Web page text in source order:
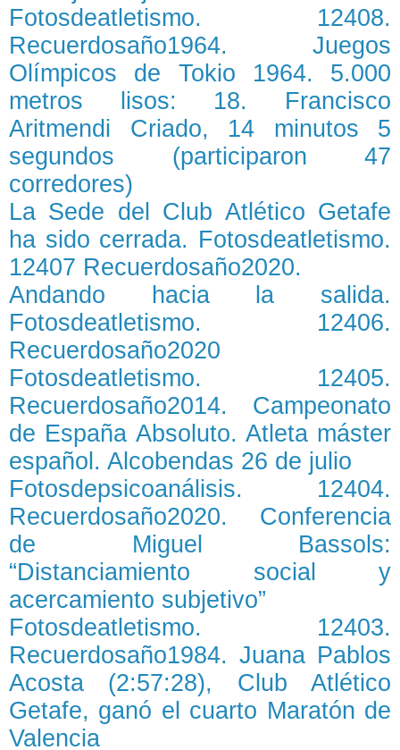
Fotosdeatletismo. 12408.
Recuerdosaño1964. Juegos
Olímpicos de Tokio 1964. 5.000
metros lisos: 18. Francisco
Aritmendi Criado, 14 minutos 5
segundos (participaron 47
corredores)
La Sede del Club Atlético Getafe
ha sido cerrada. Fotosdeatletismo.
12407 Recuerdosaño2020.
Andando hacia la salida.
Fotosdeatletismo. 12406.
Recuerdosaño2020
Fotosdeatletismo. 12405.
Recuerdosaño2014. Campeonato
de España Absoluto. Atleta máster
español. Alcobendas 26 de julio
Fotosdepsicoanálisis. 12404.
Recuerdosaño2020. Conferencia
de Miguel Bassols:
“Distanciamiento social y
acercamiento subjetivo”
Fotosdeatletismo. 12403.
Recuerdosaño1984. Juana Pablos
Acosta (2:57:28), Club Atlético
Getafe, ganó el cuarto Maratón de
Valencia